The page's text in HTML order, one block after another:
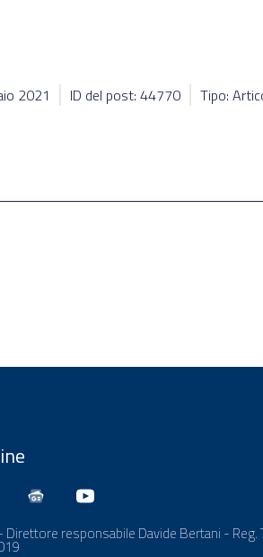
2021 ID del post: 44770 Tipo:
responsabile Davide Bertani - Reg.